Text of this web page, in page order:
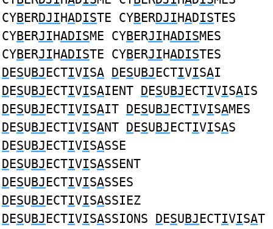
CYBERDJIHADISTE CYBERDJIHADISTES
CYBERJIHADISME CYBERJIHADISMES
CYBERJIHADISTE CYBERJIHADISTES
DESUBJECTIVISA DESUBJECTIVISAI
DESUBJECTIVISAIENT DESUBJECTIVISAIS
DESUBJECTIVISAIT DESUBJECTIVISAMES
DESUBJECTIVISANT DESUBJECTIVISAS
DESUBJECTIVISASSE
DESUBJECTIVISASSENT
DESUBJECTIVISASSES
DESUBJECTIVISASSIEZ
DESUBJECTIVISASSIONS DESUBJECTIVISAT